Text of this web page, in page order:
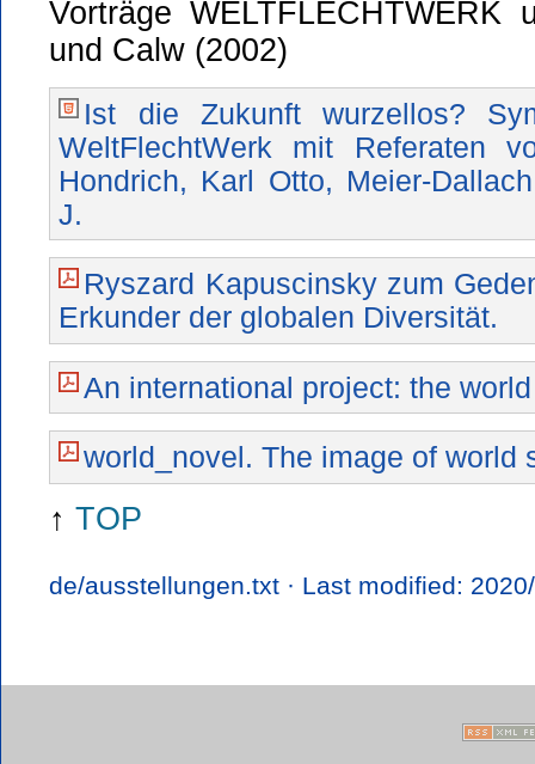
Vorträge WELTFLECHTWERK
und Calw (2002)
Ist die Zukunft wurzellos?
WeltFlechtWerk mit Referaten
Hondrich, Karl Otto, Meier-
J.
Ryszard Kapuscinsky zum
Erkunder der globalen Diversität.
An international project: the
world_novel. The image of world
↑ TOP
de/ausstellungen.txt · Last modified: